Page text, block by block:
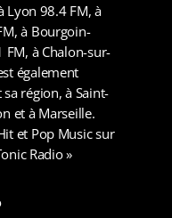
Lyon 98.4 FM, à
à Bourgoin-
FM, à Chalon-sur-
également
région, à Saint-
et à Marseille.
et Pop Music sur
Radio »